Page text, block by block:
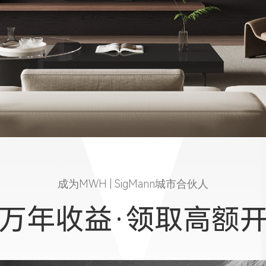
成为MWH | SigMann城市合伙人
年收益·领取高额